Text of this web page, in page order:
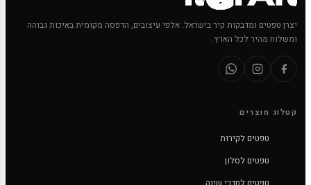
יצרן טפטים ומדבקות קיר בישראל. אלפי עיצובים, הדפסה מקומית באיכות גבוהה
ומשלוח מהיר לכל הארץ.
קטלוג מוצרים
טפטים לקירות
טפטים לסלון